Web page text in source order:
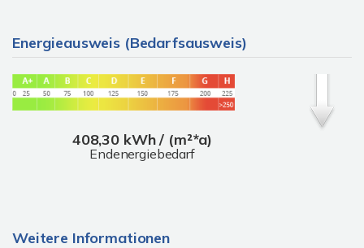
Energieausweis (Bedarfsausweis)
408,30 kWh / (m²*a)
Endenergiebedarf
Weitere Informationen